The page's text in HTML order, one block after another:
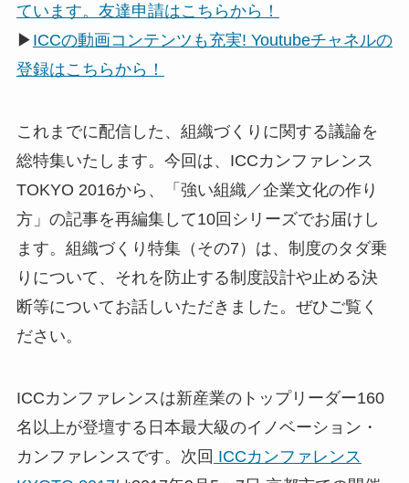
ています。友達申請はこちらから！
▶ ICCの動画コンテンツも充実! Youtubeチャネルの
登録はこちらから！
これまでに配信した、組織づくりに関する議論を
総特集いたします。今回は、ICCカンファレンス
TOKYO 2016から、「強い組織／企業文化の作り
方」の記事を再編集して10回シリーズでお届けし
ます。組織づくり特集（その7）は、制度のタダ乗
りについて、それを防止する制度設計や止める決
断等についてお話しいただきました。ぜひご覧く
ださい。
ICCカンファレンスは新産業のトップリーダー160
名以上が登壇する日本最大級のイノベーション・
カンファレンスです。次回 ICCカンファレンス